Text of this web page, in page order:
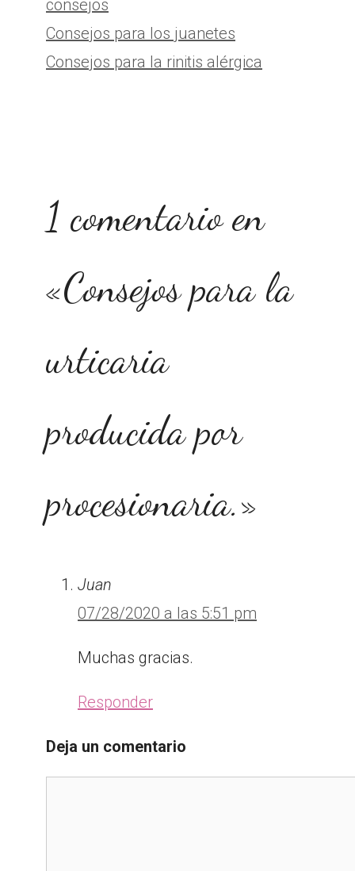
Categorías
consejos
Consejos para los juanetes
Consejos para la rinitis alérgica
1 comentario en
«Consejos para la
urticaria
producida por
procesionaria.»
Juan
07/28/2020 a las 5:51 pm
Muchas gracias.
Responder
Deja un comentario